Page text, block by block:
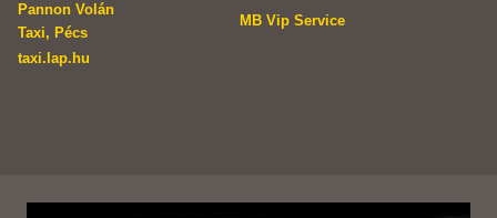
Pannon Volán
Taxi, Pécs
MB Vip Service
taxi.lap.hu